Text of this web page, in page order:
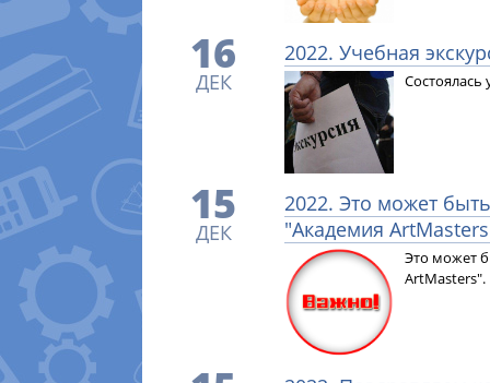
16
ДЕК
2022. Учебная
Состоялась
15
ДЕК
2022. Это может
"Академия
Это может
ArtMasters".